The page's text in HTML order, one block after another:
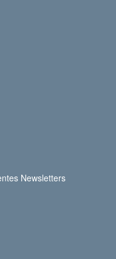
Newsletters